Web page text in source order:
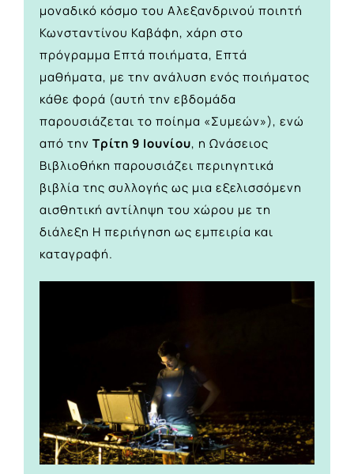
μοναδικό κόσμο του Αλεξανδρινού ποιητή
Κωνσταντίνου Καβάφη, χάρη στο
πρόγραμμα Επτά ποιήματα, Επτά
μαθήματα, με την ανάλυση ενός ποιήματος
κάθε φορά (αυτή την εβδομάδα
παρουσιάζεται το ποίημα «Συμεών»), ενώ
από την Τρίτη 9 Ιουνίου, η Ωνάσειος
Βιβλιοθήκη παρουσιάζει περιηγητικά
βιβλία της συλλογής ως μια εξελισσόμενη
αισθητική αντίληψη του χώρου με τη
διάλεξη H περιήγηση ως εμπειρία και
καταγραφή.